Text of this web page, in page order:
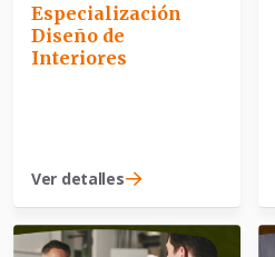
Especialización
Diseño de
Interiores
Ver detalles